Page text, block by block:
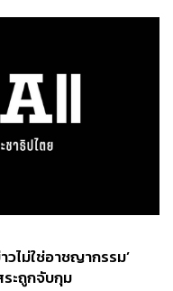
ไม่ใช่อาชญากรรม’
ะถูกจับกุม